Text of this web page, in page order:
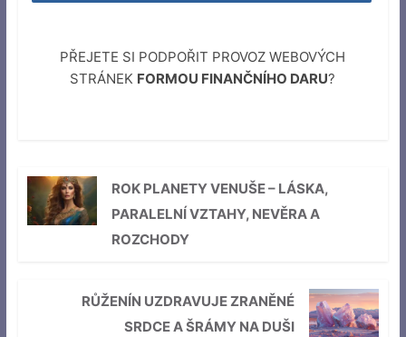
PŘEJETE SI PODPOŘIT PROVOZ WEBOVÝCH
STRÁNEK FORMOU FINANČNÍHO DARU?
ROK PLANETY VENUŠE – LÁSKA,
PARALELNÍ VZTAHY, NEVĚRA A
ROZCHODY
RŮŽENÍN UZDRAVUJE ZRANĚNÉ
SRDCE A ŠRÁMY NA DUŠI